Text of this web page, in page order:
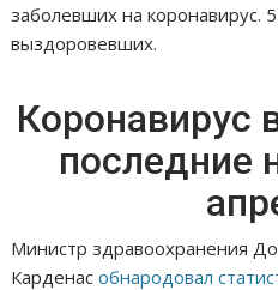
заболевших на коронавирус.
выздоровевших.
Коронавирус
последние
Министр здравоохранения
Карденасобнародовал